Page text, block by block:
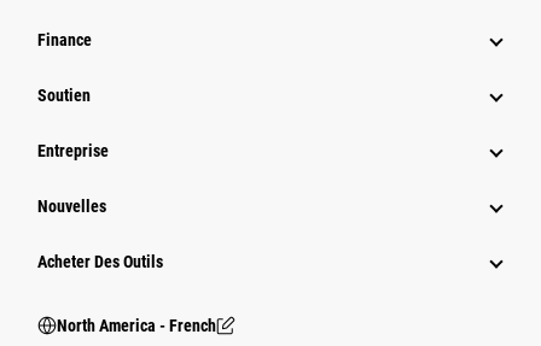
Finance
Soutien
Entreprise
Nouvelles
Acheter Des Outils
North America - French